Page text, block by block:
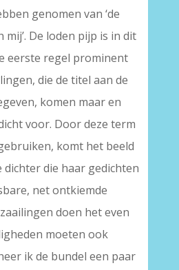
genomen van ‘de
mij’. De loden pijp is in dit
eerste regel prominent
die de titel aan de
komen maar en
voor. Door deze term
komt het beeld
dichter die haar gedichten
net ontkiemde
doen het even
moeten ook
ik de bundel een paar